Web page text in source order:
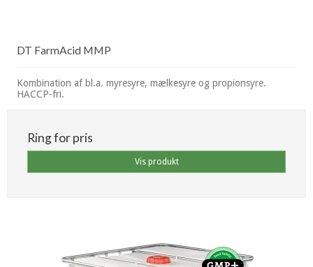
DT FarmAcid MMP
Kombination af bl.a. myresyre, mælkesyre og propionsyre.
HACCP-fri.
Ring for pris
Vis produkt